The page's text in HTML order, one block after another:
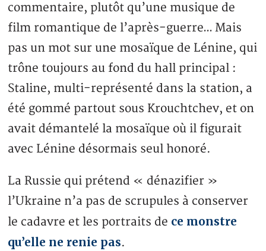
commentaire, plutôt qu’une musique de
film romantique de l’après-guerre… Mais
pas un mot sur une mosaïque de Lénine, qui
trône toujours au fond du hall principal :
Staline, multi-représenté dans la station, a
été gommé partout sous Krouchtchev, et on
avait démantelé la mosaïque où il figurait
avec Lénine désormais seul honoré.
La Russie qui prétend « dénazifier »
l’Ukraine n’a pas de scrupules à conserver
le cadavre et les portraits de ce monstre
qu’elle ne renie pas.